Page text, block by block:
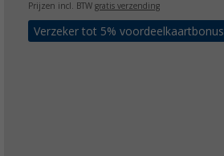
Prijzen incl. BTW gratis verzending
Verzeker tot 5% voordeelkaartbonus